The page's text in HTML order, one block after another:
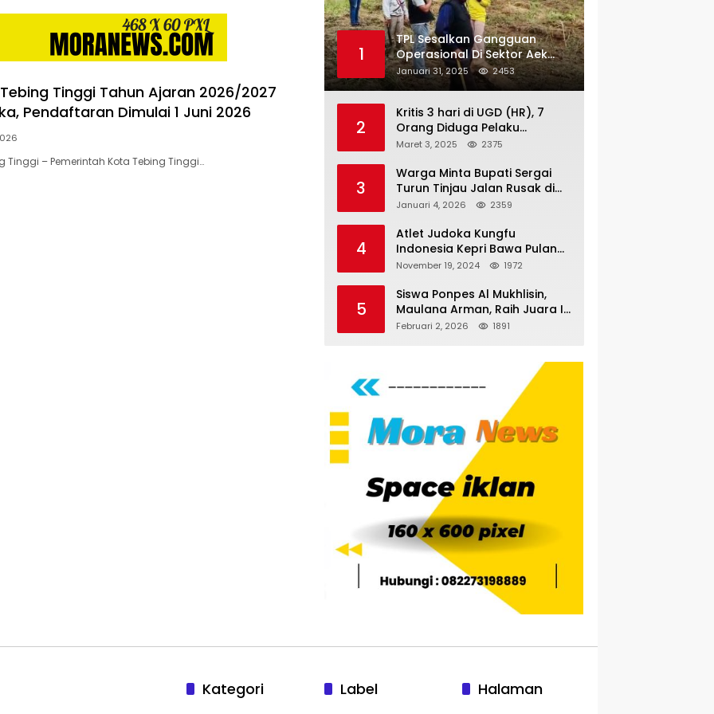
Tinggi Tahun Ajaran 2026/2027
Pendaftaran Dimulai 1 Juni 2026
Tinggi – Pemerintah Kota Tebing Tinggi…
1
TPL Sesalkan Gangguan
Operasional Di Sektor Aek
Nauli
Januari 31, 2025 2453
2
Kritis 3 hari di UGD (HR), 7
Orang Diduga Pelaku
Pengeroyokan di Lift KTV
Kantor Hukum JAP
Pertanyakan Kinerja Polresta
Tanjungpinang
Maret 3, 2025 2375
3
Warga Minta Bupati Sergai
Turun Tinjau Jalan Rusak di
Dusun 4 Desa Sei Periuk
Januari 4, 2026 2359
4
Atlet Judoka Kungfu
Indonesia Kepri Bawa Pulang
11 Medali Pra Fornas bogor, 3
November 19, 2024 1972
5
Siswa Ponpes Al Mukhlisin,
Maulana Arman, Raih Juara I
Taekwondo Junior Putra di
Februari 2, 2026 1891
Kategori Label Halaman